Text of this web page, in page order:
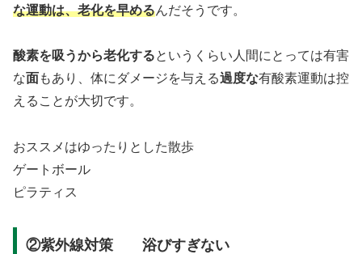
な運動は、老化を早めるんだそうです。
酸素を吸うから老化するというくらい人間にとっては有害
な面もあり、体にダメージを与える過度な有酸素運動は控
えることが大切です。
おススメはゆったりとした散歩
ゲートボール
ピラティス
②紫外線対策 浴びすぎない